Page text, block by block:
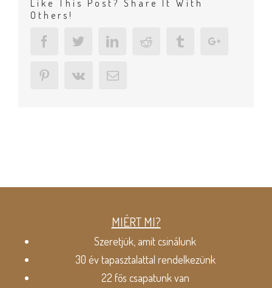
Like This Post? Share It With
Others!
FacebookTwitterLinkedinReddit TumblrGoogle+
PinterestVk Email
MIÉRT MI?
Szeretjük, amit csinálunk
30 év tapasztalattal rendelkezünk
22 fős csapatunk van